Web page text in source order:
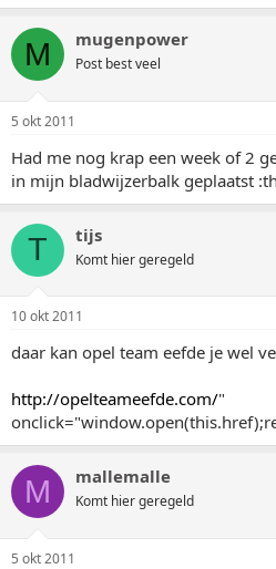
M mugenpower
Post best veel
5 okt 2011
Had me nog krap een week of 2
in mijn bladwijzerbalk geplaatst
T tijs
Komt hier geregeld
10 okt 2011
daar kan opel team eefde je wel
http://opelteameefde.com/"
M mallemalle
Komt hier geregeld
5 okt 2011